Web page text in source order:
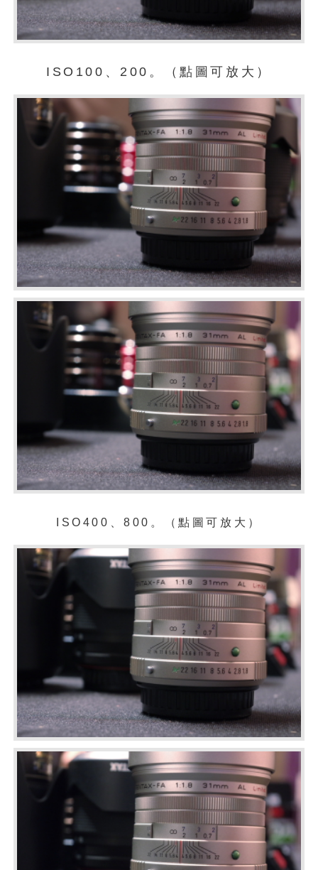
ISO100、200。（點圖可放大）
ISO400、800。（點圖可放大）